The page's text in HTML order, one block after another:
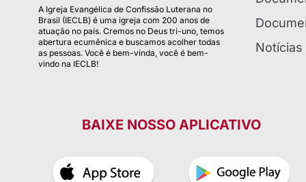
A Igreja Evangélica de Confissão Luterana no
Brasil (IECLB) é uma igreja com 200 anos de
atuação no país. Cremos no Deus tri-uno, temos
abertura ecumênica e buscamos acolher todas
as pessoas. Você é bem-vinda, você é bem-
vindo na IECLB!
Notícias
BAIXE NOSSO APLICATIVO